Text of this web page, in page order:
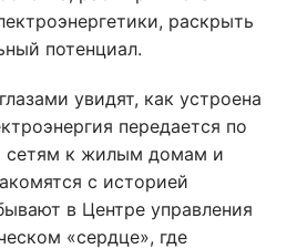
раскрыть
потенциал.
увидят, как устроена
передается по
сетям к жилым домам и
с историей
в Центре управления
«сердце», где